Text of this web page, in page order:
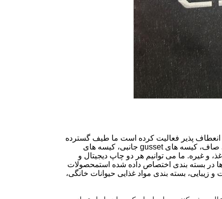
۱۰ سال در زمینه بسته بندی انعطاف پذیر فعالیت کرده است ما طیف گسترده
ای از محصولات بسته بندی انعطاف پذیر را ارائه می دهیمکیسه های پایینی صاف، کیسه های gusset جانبی، کیسه های
غیره. ما می توانیم هر دو چاپ دیجیتال و
در بسته بندی اختصاص داده شده استمحصولات
بسته بندی مواد غذایی حیوانات خانگی،